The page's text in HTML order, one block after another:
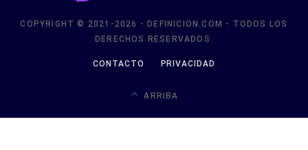
COPYRIGHT © 2021-2026 - DEFINICION.COM - TODOS LOS
DERECHOS RESERVADOS.
CONTACTO PRIVACIDAD
ARRIBA